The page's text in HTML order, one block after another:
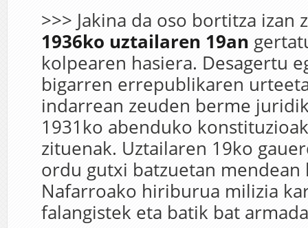
>>> Jakina da oso bortitza izan
1936ko uztailaren 19an
kolpearen hasiera. Desagertu
bigarren errepublikaren
indarrean zeuden berme
1931ko abenduko
zituenak. Uztailaren 19ko
ordu gutxi batzuetan mendean
Nafarroako hiriburua milizia
falangistek eta batik bat